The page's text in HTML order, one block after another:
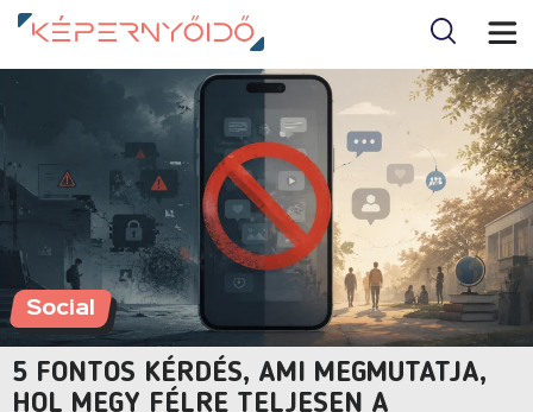
Social
5 FONTOS KÉRDÉS, AMI MEGMUTATJA,
HOL MEGY FÉLRE TELJESEN A